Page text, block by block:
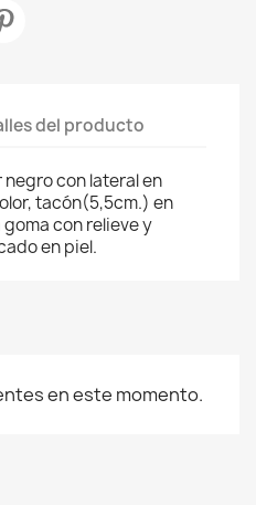
del producto
negro con lateral en
tacón(5,5cm.) en
con relieve y
en piel.
en este momento.